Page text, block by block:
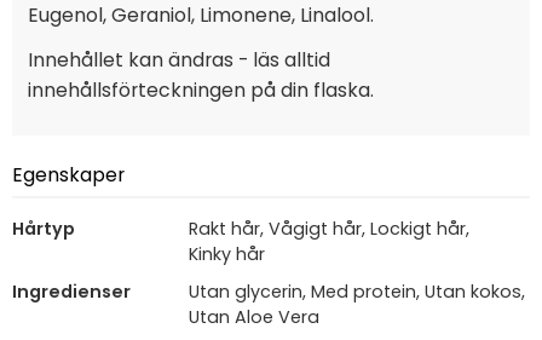
Eugenol, Geraniol, Limonene, Linalool.
Innehållet kan ändras - läs alltid
innehållsförteckningen på din flaska.
Egenskaper
Hårtyp
Rakt hår, Vågigt hår, Lockigt hår,
Kinky hår
Ingredienser
Utan glycerin, Med protein, Utan kokos,
Utan Aloe Vera